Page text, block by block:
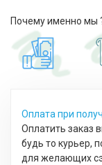
Почему именно мы
Оплата при
Оплатить заказ
будь то курьер,
для желающих